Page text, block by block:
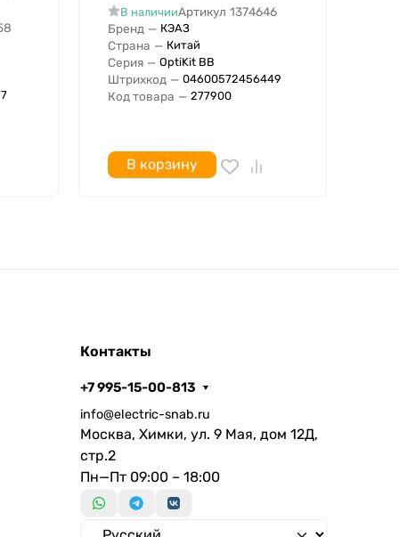
В наличииАртикул 1374646
Бренд — КЭАЗ
Страна — Китай
Серия — OptiKit BB
Штрихкод — 04600572456449
Код товара — 277900
В корзину
Контакты
+7 995-15-00-813
info@electric-snab.ru
Москва, Химки, ул. 9 Мая, дом 12Д,
стр.2
Пн—Пт 09:00 – 18:00